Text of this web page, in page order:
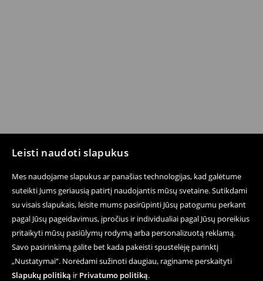
Leisti naudoti slapukus
Mes naudojame slapukus ar panašias technologijas, kad galėtume
suteikti Jums geriausią patirtį naudojantis mūsų svetaine. Sutikdami
su visais slapukais, leisite mums pasirūpinti Jūsų patogumu perkant
pagal Jūsų pageidavimus, įpročius ir individualiai pagal Jūsų poreikius
pritaikyti mūsų pasiūlymų rodymą arba personalizuotą reklamą.
Savo pasirinkimą galite bet kada pakeisti spustelėję parinktį
„Nustatymai“. Norėdami sužinoti daugiau, raginame perskaityti
Slapukų politiką ir Privatumo politiką.